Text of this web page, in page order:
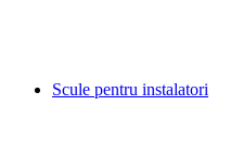
Scule pentru instalatori